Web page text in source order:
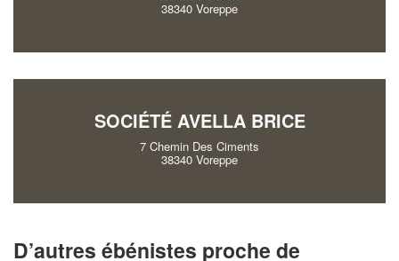
38340 Voreppe
SOCIÉTÉ AVELLA BRICE
7 Chemin Des Ciments
38340 Voreppe
D’autres ébénistes proche de